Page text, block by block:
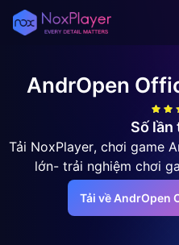
AndrOpen
Số lần
Tải NoxPlayer, chơi game
lớn- trải nghiệm chơi
Tải về AndrOpen